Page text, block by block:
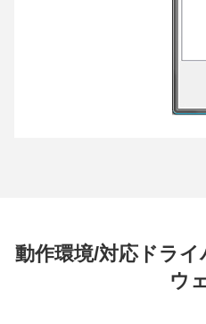
動作環境/対応ドラ
ウ